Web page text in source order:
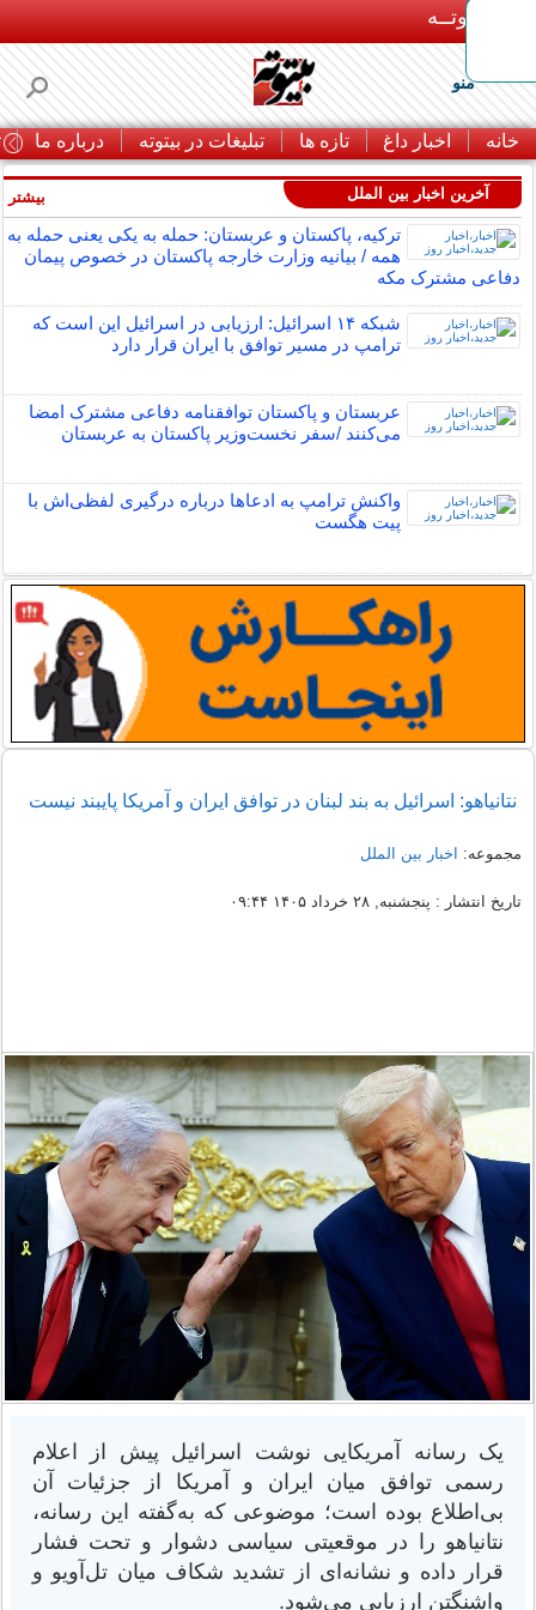
بـیتوتــه
منو
خانه اخبار داغ تازه ها تبلیغات در بیتوته درباره ما
آخرین اخبار بین الملل
ترکیه، پاکستان و عربستان: حمله به یکی یعنی حمله به
همه / بیانیه وزارت خارجه پاکستان در خصوص پیمان
دفاعی مشترک مکه
شبکه ۱۴ اسرائیل: ارزیابی در اسرائیل این است که
ترامپ در مسیر توافق با ایران قرار دارد
عربستان و پاکستان توافقنامه دفاعی مشترک امضا
می‌کنند /سفر نخست‌وزیر پاکستان به عربستان
واکنش ترامپ به ادعاها درباره درگیری لفظی‌اش با
پیت هگست
بیشتر
نتانیاهو: اسرائیل به بند لبنان در توافق ایران و آمریکا پایبند نیست
مجموعه: اخبار بین الملل
تاریخ انتشار : پنجشنبه, ۲۸ خرداد ۱۴۰۵ ۰۹:۴۴
یک رسانه آمریکایی نوشت اسرائیل پیش از اعلام
رسمی توافق میان ایران و آمریکا از جزئیات آن
بی‌اطلاع بوده است؛ موضوعی که به‌گفته این رسانه،
نتانیاهو را در موقعیتی سیاسی دشوار و تحت فشار
قرار داده و نشانه‌ای از تشدید شکاف میان تل‌آویو و
واشنگتن ارزیابی می‌شود.